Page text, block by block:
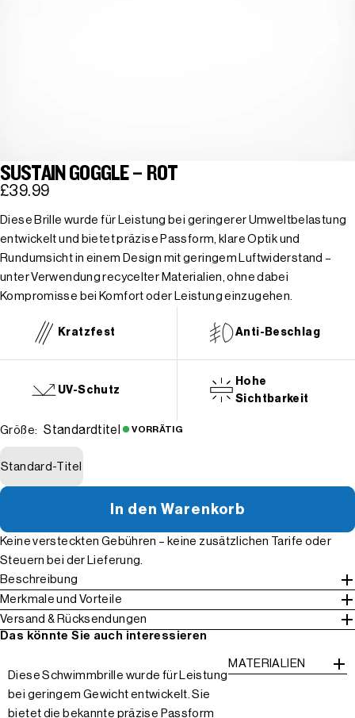
SUSTAIN GOGGLE – ROT
£39.99
Diese Brille wurde für Leistung bei geringerer Umweltbelastung
entwickelt und bietet präzise Passform, klare Optik und
Rundumsicht in einem Design mit geringem Luftwiderstand –
unter Verwendung recycelter Materialien, ohne dabei
Kompromisse bei Komfort oder Leistung einzugehen.
Kratzfest Anti-Beschlag
UV-Schutz
Hohe
Sichtbarkeit
Größe: Standardtitel VORRÄTIG
Standard-Titel
In den Warenkorb
Keine versteckten Gebühren – keine zusätzlichen Tarife oder
Steuern bei der Lieferung.
Beschreibung
Merkmale und Vorteile
Versand & Rücksendungen
Das könnte Sie auch interessieren
Diese Schwimmbrille wurde für Leistung
bei geringem Gewicht entwickelt. Sie
bietet die bekannte präzise Passform
MATERIALIEN